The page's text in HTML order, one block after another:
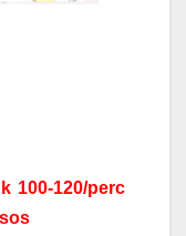
100-120/perc